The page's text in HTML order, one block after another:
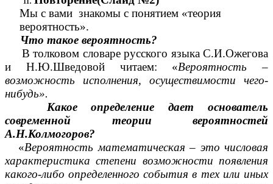
Мы с вами знакомы с понятием «теория
вероятность».
Что такое вероятность?
В толковом словаре русского языка С.И.Ожегова
и Н.Ю.Шведовой читаем: «Вероятность –
возможность исполнения, осуществимости чего-
нибудь».
Какое определение дает основатель
современной теории вероятностей
А.Н.Колмогоров?
«Вероятность математическая – это числовая
характеристика степени возможности появления
какого-либо определенного события в тех или иных